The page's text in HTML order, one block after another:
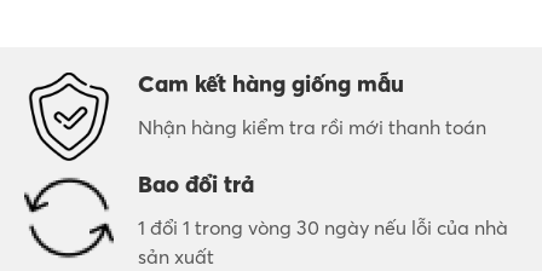
Cam kết hàng giống mẫu
Nhận hàng kiểm tra rồi mới thanh toán
Bao đổi trả
1 đổi 1 trong vòng 30 ngày nếu lỗi của nhà
sản xuất